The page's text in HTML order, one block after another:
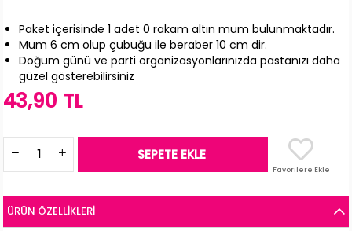
Paket içerisinde 1 adet 0 rakam altın mum bulunmaktadır.
Mum 6 cm olup çubuğu ile beraber 10 cm dir.
Doğum günü ve parti organizasyonlarınızda pastanızı daha
güzel gösterebilirsiniz
43,90 TL
Favorilere Ekle
ÜRÜN ÖZELLIKLERI